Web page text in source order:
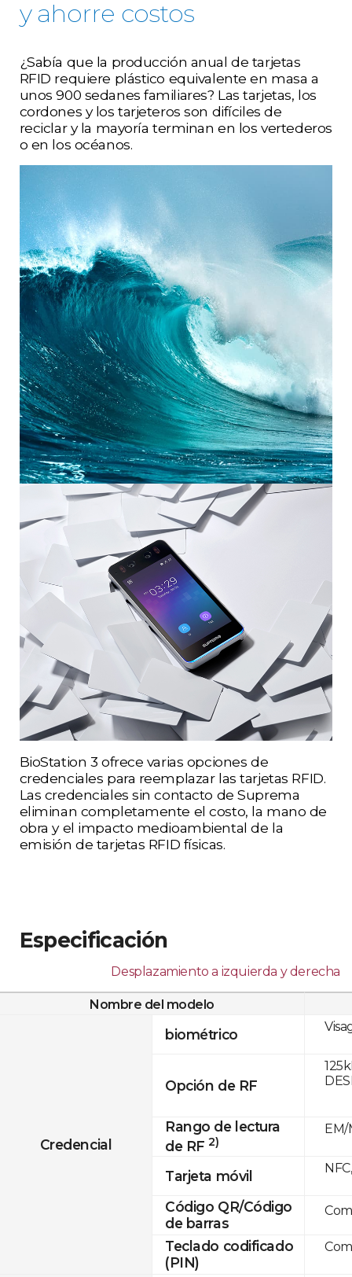
y ahorre costos
¿Sabía que la producción anual de tarjetas
RFID requiere plástico equivalente en masa a
unos 900 sedanes familiares? Las tarjetas, los
cordones y los tarjeteros son difíciles de
reciclar y la mayoría terminan en los vertederos
o en los océanos.
BioStation 3 ofrece varias opciones de
credenciales para reemplazar las tarjetas RFID.
Las credenciales sin contacto de Suprema
eliminan completamente el costo, la mano de
obra y el impacto medioambiental de la
emisión de tarjetas RFID físicas.
Especificación
Desplazamiento a izquierda y derecha
Nombre del modelo
Credencial
biométrico
Opción de RF
Rango de lectura
de RF 2)
Tarjeta móvil
Código QR/Código
de barras
Teclado codificado
(PIN)
EM/